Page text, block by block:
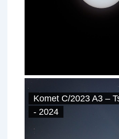
Komet C/2023 A3 –
- 2024